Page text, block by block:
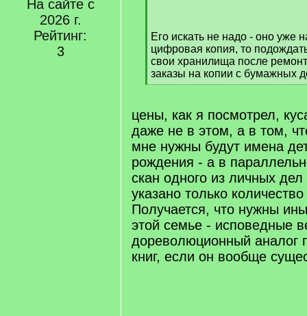
На сайте с
2026 г.
Рейтинг:
3
]
Его искать не надо - оно уже
цифровая копия, то
свои хранилища после
заказы на копии с бумажных
[
q
]
цены, как я посмотрел,
даже не в этом, а в том,
мне нужны будут имена
рождения - а в
скан одного из личных
указано только
Получается, что нужны
этой семье - исповедные
дореволюционный аналог
книг, если он вообще